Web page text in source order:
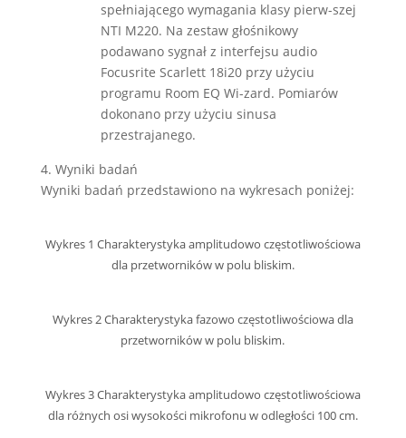
spełniającego wymagania klasy pierw-szej
NTI M220. Na zestaw głośnikowy
podawano sygnał z interfejsu audio
Focusrite Scarlett 18i20 przy użyciu
programu Room EQ Wi-zard. Pomiarów
dokonano przy użyciu sinusa
przestrajanego.
4. Wyniki badań
Wyniki badań przedstawiono na wykresach poniżej:
Wykres 1 Charakterystyka amplitudowo częstotliwościowa
dla przetworników w polu bliskim.
Wykres 2 Charakterystyka fazowo częstotliwościowa dla
przetworników w polu bliskim.
Wykres 3 Charakterystyka amplitudowo częstotliwościowa
dla różnych osi wysokości mikrofonu w odległości 100 cm.